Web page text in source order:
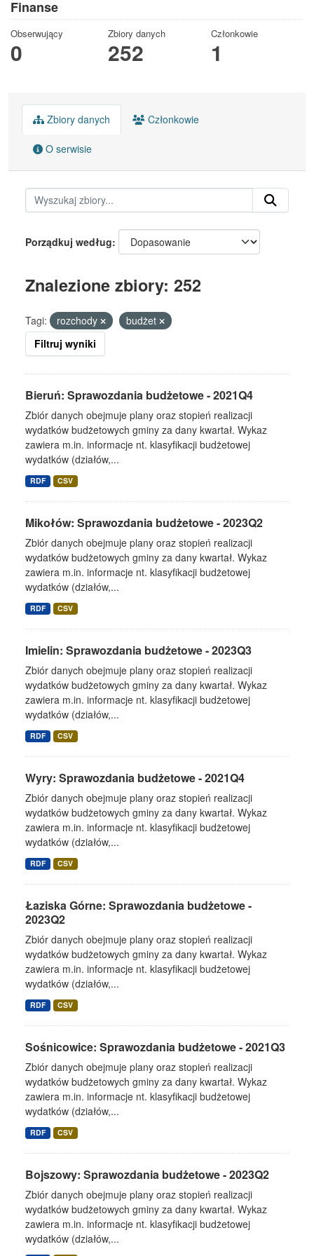
Finanse
Obserwujący
0
Zbiory danych
252
Członkowie
1
Zbiory danych Członkowie
O serwisie
Porządkuj według
Znalezione zbiory: 252
Tagi: rozchody
budżet
Filtruj wyniki
Bieruń: Sprawozdania budżetowe - 2021Q4
Zbiór danych obejmuje plany oraz stopień realizacji
wydatków budżetowych gminy za dany kwartał. Wykaz
zawiera m.in. informacje nt. klasyfikacji budżetowej
wydatków (działów,...
RDF CSV
Mikołów: Sprawozdania budżetowe - 2023Q2
Zbiór danych obejmuje plany oraz stopień realizacji
wydatków budżetowych gminy za dany kwartał. Wykaz
zawiera m.in. informacje nt. klasyfikacji budżetowej
wydatków (działów,...
RDF CSV
Imielin: Sprawozdania budżetowe - 2023Q3
Zbiór danych obejmuje plany oraz stopień realizacji
wydatków budżetowych gminy za dany kwartał. Wykaz
zawiera m.in. informacje nt. klasyfikacji budżetowej
wydatków (działów,...
RDF CSV
Wyry: Sprawozdania budżetowe - 2021Q4
Zbiór danych obejmuje plany oraz stopień realizacji
wydatków budżetowych gminy za dany kwartał. Wykaz
zawiera m.in. informacje nt. klasyfikacji budżetowej
wydatków (działów,...
RDF CSV
Łaziska Górne: Sprawozdania budżetowe -
2023Q2
Zbiór danych obejmuje plany oraz stopień realizacji
wydatków budżetowych gminy za dany kwartał. Wykaz
zawiera m.in. informacje nt. klasyfikacji budżetowej
wydatków (działów,...
RDF CSV
Sośnicowice: Sprawozdania budżetowe - 2021Q3
Zbiór danych obejmuje plany oraz stopień realizacji
wydatków budżetowych gminy za dany kwartał. Wykaz
zawiera m.in. informacje nt. klasyfikacji budżetowej
wydatków (działów,...
RDF CSV
Bojszowy: Sprawozdania budżetowe - 2023Q2
Zbiór danych obejmuje plany oraz stopień realizacji
wydatków budżetowych gminy za dany kwartał. Wykaz
zawiera m.in. informacje nt. klasyfikacji budżetowej
wydatków (działów,...